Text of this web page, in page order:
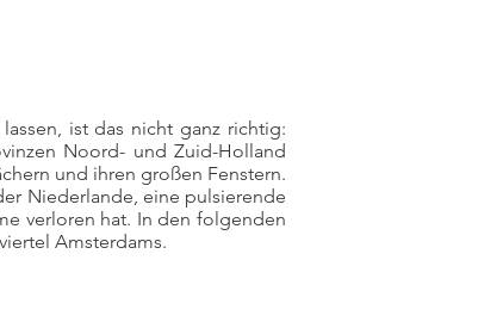
ist das nicht ganz richtig:
Noord- und Zuid-Holland
und ihren großen Fenstern.
Niederlande, eine pulsierende
verloren hat. In den folgenden
Amsterdams.